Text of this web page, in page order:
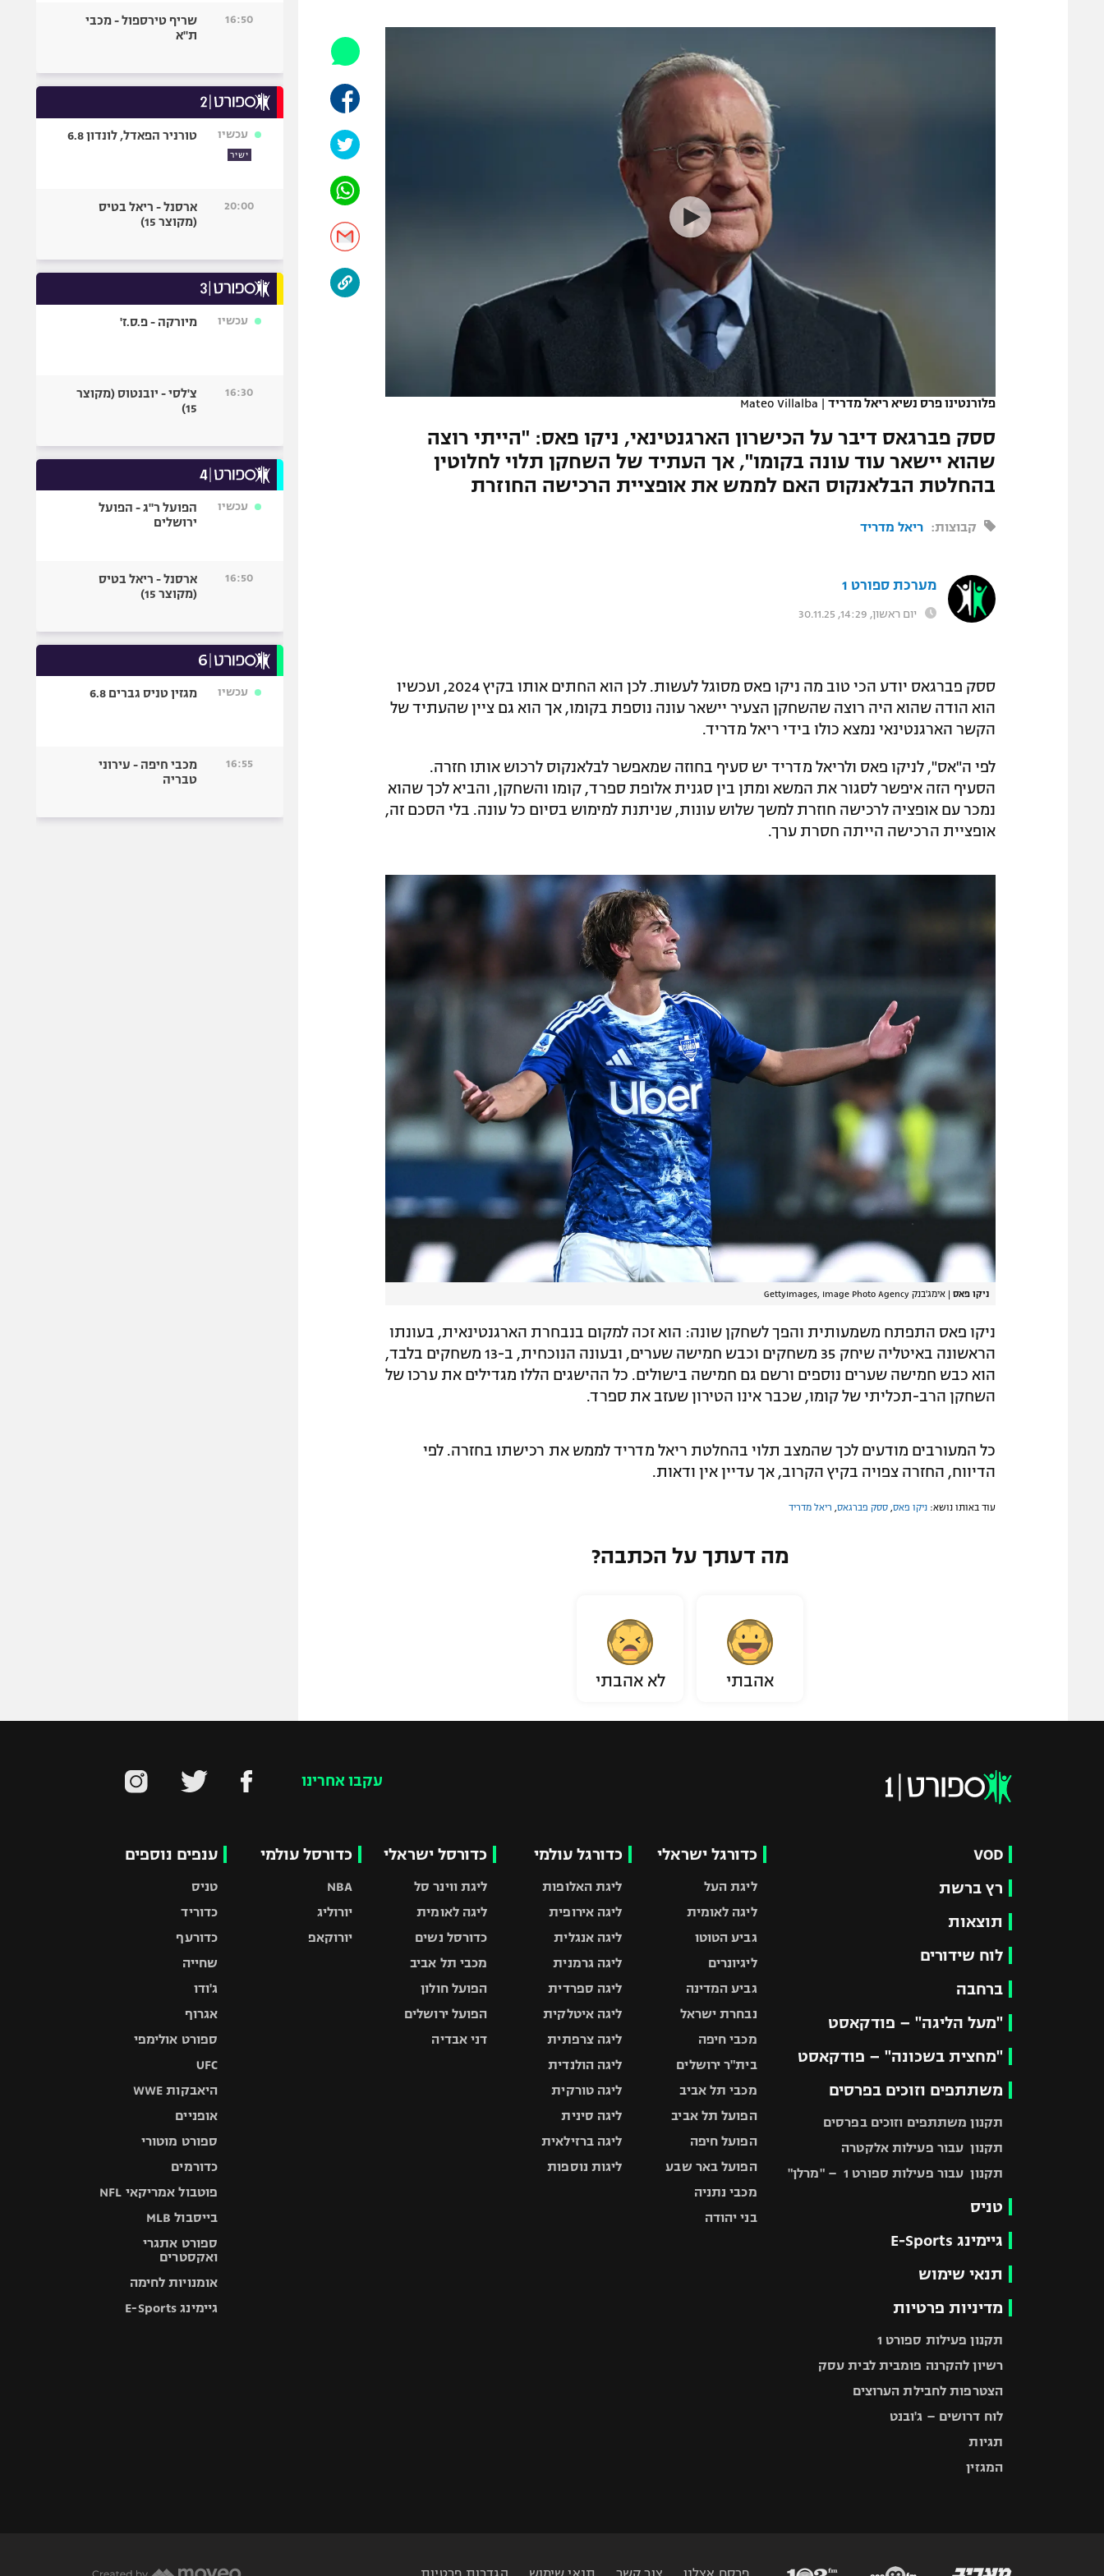
הפועל תל אביב
הפועל חיפה
הפועל באר שבע
מכבי נתניה
בני יהודה
ליגה סינית
אופניים
כדורמים
פוטבול אמריקאי NFL
גיימינג E-Sports
פלורנטינו פרס נשיא ריאל מדריד |
Mateo Villalba
ססק פברגאס דיבר על הכישרון הארגנטינאי, ניקו פאס: "הייתי רוצה
שהוא יישאר עוד עונה בקומו", אך העתיד של השחקן תלוי לחלוטין
בהחלטת הבלאנקוס האם לממש את אופציית הרכישה החוזרת
קבוצות: ריאל מדריד
מערכת ספורט 1
יום ראשון, 14:29, 30.11.25
ססק פברגאס יודע הכי טוב מה ניקו פאס מסוגל לעשות. לכן הוא החתים אותו בקיץ 2024, ועכשיו
הוא הודה שהוא היה רוצה שהשחקן הצעיר יישאר עונה נוספת בקומו, אך הוא גם ציין שהעתיד של
הקשר הארגנטינאי נמצא כולו בידי ריאל מדריד.
לפי ה"אס", לניקו פאס ולריאל מדריד יש סעיף בחוזה שמאפשר לבלאנקוס לרכוש אותו חזרה.
הסעיף הזה איפשר לסגור את המשא ומתן בין סגנית אלופת ספרד, קומו והשחקן, והביא לכך שהוא
נמכר עם אופציה לרכישה חוזרת למשך שלוש עונות, שניתנת למימוש בסיום כל עונה. בלי הסכם זה,
אופציית הרכישה הייתה חסרת ערך.
ניקו פאס | אימג'בנק GettyImages, Image Photo Agency
ניקו פאס התפתח משמעותית והפך לשחקן שונה: הוא זכה למקום בנבחרת הארגנטינאית, בעונתו
הראשונה באיטליה שיחק 35 משחקים וכבש חמישה שערים, ובעונה הנוכחית, ב-13 משחקים בלבד,
הוא כבש חמישה שערים נוספים ורשם גם חמישה בישולים. כל ההישגים הללו מגדילים את ערכו של
השחקן הרב-תכליתי של קומו, שכבר אינו הטירון שעזב את ספרד.
כל המעורבים מודעים לכך שהמצב תלוי בהחלטת ריאל מדריד לממש את רכישתו בחזרה. לפי
הדיווח, החזרה צפויה בקיץ הקרוב, אך עדיין אין ודאות.
עוד באותו נושא: ניקו פאס ססק פברגאס ריאל מדריד
מה דעתך על הכתבה?
אהבתי לא אהבתי
16:50
שריף טירספול - מכבי
ת"א
עכשיו
ישיר
טורניר הפאדל, לונדון 6.8
20:00
ארסנל - ריאל בטיס
(מקוצר 15)
עכשיו מיורקה - פ.ס.ז'
16:30
צ'לסי - יובנטוס (מקוצר
15)
עכשיו
הפועל ר"ג - הפועל
ירושלים
16:50
ארסנל - ריאל בטיס
(מקוצר 15)
עכשיו מגזין טניס גברים 6.8
16:55
מכבי חיפה - עירוני
טבריה
עקבו אחרינו
VOD
רץ ברשת
תוצאות
לוח שידורים
ברחבה
"מעל הליגה" – פודקאסט
"מחצית בשכונה" – פודקאסט
משתתפים וזוכים בפרסים
תקנון משתתפים וזוכים בפרסים
תקנון עבור פעילות אלקטרה
תקנון עבור פעילות ספורט 1 – "מרלן"
טניס
גיימינג E-Sports
תנאי שימוש
מדיניות פרטיות
תקנון פעילות ספורט 1
רשיון להקרנה פומבית לבית עסק
הצטרפות לחבילת הערוצים
לוח דרושים – ג'ובנט
תגיות
המגזין
כדורגל ישראלי
ליגת העל
ליגה לאומית
גביע הטוטו
ליגיונרים
גביע המדינה
נבחרת ישראל
מכבי חיפה
בית"ר ירושלים
מכבי תל אביב
הפועל תל אביב
הפועל חיפה
הפועל באר שבע
מכבי נתניה
בני יהודה
כדורגל עולמי
ליגת האלופות
ליגה אירופית
ליגה אנגלית
ליגה גרמנית
ליגה ספרדית
ליגה איטלקית
ליגה צרפתית
ליגה הולנדית
ליגה טורקית
ליגה סינית
ליגה ברזילאית
ליגות נוספות
כדורסל ישראלי
ליגת ווינר סל
ליגה לאומית
כדורסל נשים
מכבי תל אביב
הפועל חולון
הפועל ירושלים
דני אבדיה
כדורסל עולמי
NBA
יורוליג
יורוקאפ
ענפים נוספים
טניס
כדוריד
כדורעף
שחייה
ג'ודו
אגרוף
ספורט אולימפי
UFC
היאבקות WWE
אופניים
ספורט מוטורי
כדורמים
פוטבול אמריקאי NFL
בייסבול MLB
ספורט אתגרי
ואקסטרים
אומנויות לחימה
גיימינג E-Sports
פרסם אצלנו צור קשר תנאי שימוש הגדרות פרטיות